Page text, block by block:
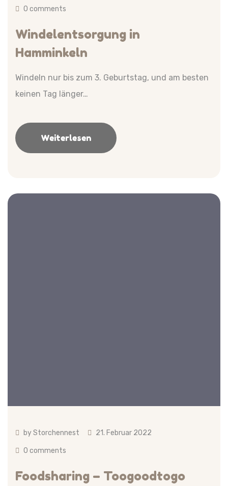
0 comments
Windelentsorgung in
Hamminkeln
Windeln nur bis zum 3. Geburtstag, und am besten
keinen Tag länger…
Weiterlesen
byStorchennest 21. Februar 2022
0 comments
Foodsharing – Toogoodtogo